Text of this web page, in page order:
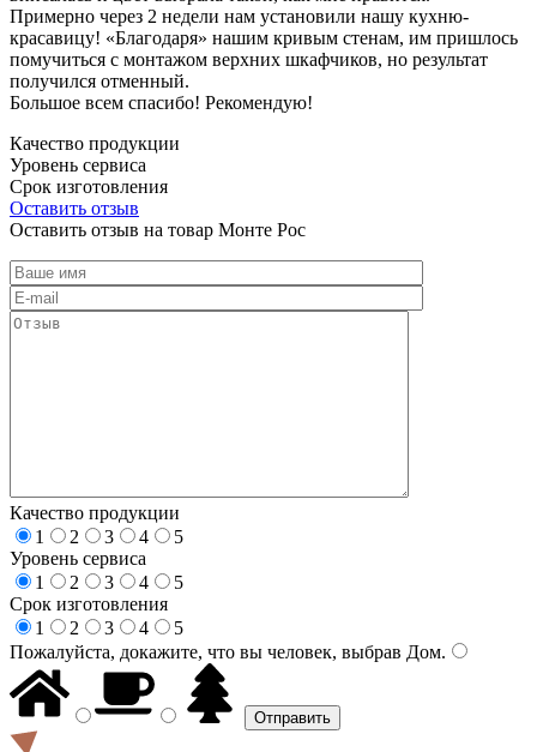
Примерно через 2 недели нам установили нашу кухню-
красавицу! «Благодаря» нашим кривым стенам, им пришлось
помучиться с монтажом верхних шкафчиков, но результат
получился отменный.
Большое всем спасибо! Рекомендую!
Качество продукции
Уровень сервиса
Срок изготовления
Оставить отзыв
Оставить отзыв на товар Монте Рос
Качество продукции
1
2 3 4
5
Уровень сервиса
1
2 3 4
5
Срок изготовления
1
2 3 4
5
Пожалуйста, докажите, что вы человек, выбрав Дом.